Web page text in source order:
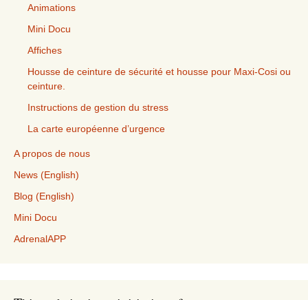
Animations
Mini Docu
Affiches
Housse de ceinture de sécurité et housse pour Maxi-Cosi ou
ceinture.
Instructions de gestion du stress
La carte européenne d’urgence
A propos de nous
News (English)
Blog (English)
Mini Docu
AdrenalAPP